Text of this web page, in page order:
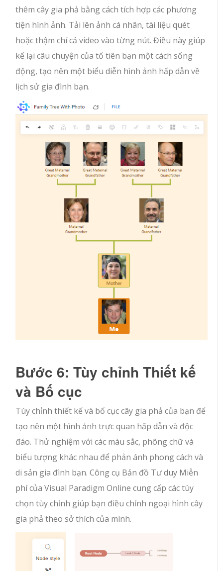
thêm cây gia phả bằng cách tích hợp các phương
tiện hình ảnh. Tải lên ảnh cá nhân, tài liệu quét
hoặc thậm chí cả video vào từng nút. Điều này giúp
kể lại câu chuyện của tổ tiên bạn một cách sống
động, tạo nên một biểu diễn hình ảnh hấp dẫn về
lịch sử gia đình bạn.
Bước 6: Tùy chỉnh Thiết kế
và Bố cục
Tùy chỉnh thiết kế và bố cục cây gia phả của bạn để
tạo nên một hình ảnh trực quan hấp dẫn và độc
đáo. Thử nghiệm với các màu sắc, phông chữ và
biểu tượng khác nhau để phản ánh phong cách và
di sản gia đình bạn. Công cụ Bản đồ Tư duy Miễn
phí của Visual Paradigm Online cung cấp các tùy
chọn tùy chỉnh giúp bạn điều chỉnh ngoại hình cây
gia phả theo sở thích của mình.